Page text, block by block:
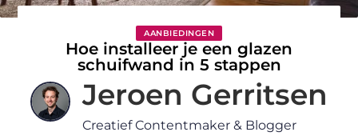
AANBIEDINGEN
Hoe installeer je een glazen
schuifwand in 5 stappen
Jeroen Gerritsen
Creatief Contentmaker & Blogger